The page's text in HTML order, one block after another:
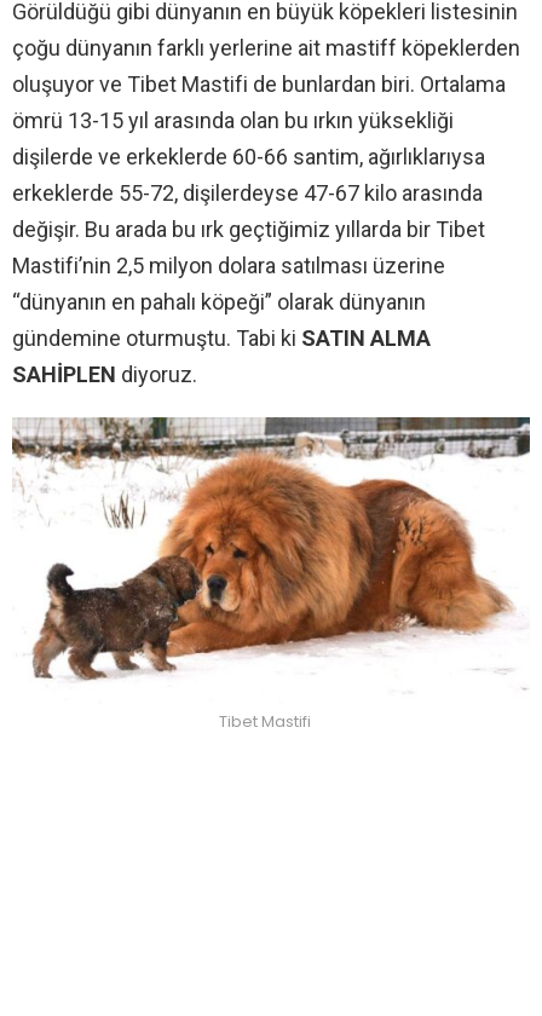
Görüldüğü gibi dünyanın en büyük köpekleri listesinin
çoğu dünyanın farklı yerlerine ait mastiff köpeklerden
oluşuyor ve Tibet Mastifi de bunlardan biri. Ortalama
ömrü 13-15 yıl arasında olan bu ırkın yüksekliği
dişilerde ve erkeklerde 60-66 santim, ağırlıklarıysa
erkeklerde 55-72, dişilerdeyse 47-67 kilo arasında
değişir. Bu arada bu ırk geçtiğimiz yıllarda bir Tibet
Mastifi’nin 2,5 milyon dolara satılması üzerine
“dünyanın en pahalı köpeği” olarak dünyanın
gündemine oturmuştu. Tabi ki SATIN ALMA
SAHİPLEN diyoruz.
Tibet Mastifi